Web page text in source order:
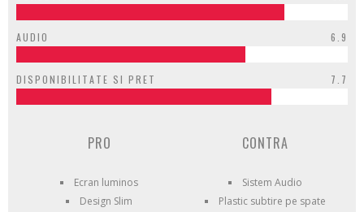
AUDIO 6.9
DISPONIBILITATE SI PRET 7.7
PRO
Ecran luminos
Design Slim
CONTRA
Sistem Audio
Plastic subtire pe spate